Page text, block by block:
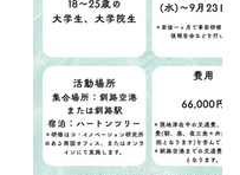
いただいた、大好評の
、私たちと一緒に北海
1週間を過ごしません